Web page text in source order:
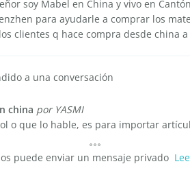
soy Mabel en China y vivo en
para ayudarle a comprar los
clientes q hace compra desde china a
a una conversación
china por YASMI
o que lo hable, es para importar
puede enviar un mensaje privado